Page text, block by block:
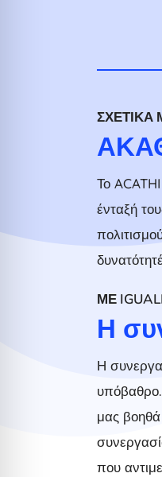
ΣΧΕΤΙΚΆ
Το
ένταξή
ΜΕ
Η
Η
μας βοηθά
που